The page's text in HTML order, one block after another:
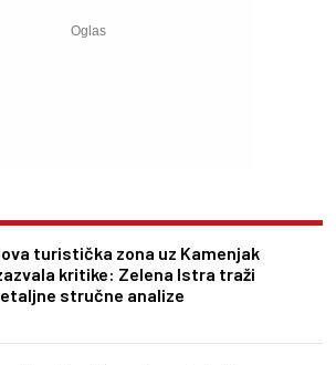
turistička zona uz Kamenjak
kritike: Zelena Istra traži
stručne analize